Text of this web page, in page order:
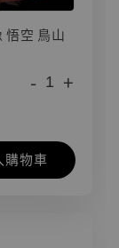
悟空 鳥山
- +
購物車